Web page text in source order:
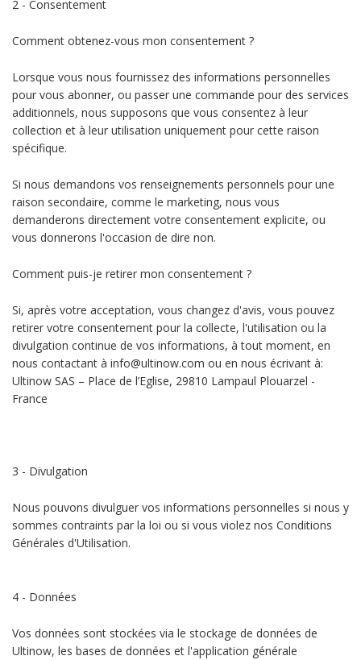
2 - Consentement
Comment obtenez-vous mon consentement ?
Lorsque vous nous fournissez des informations personnelles
pour vous abonner, ou passer une commande pour des services
additionnels, nous supposons que vous consentez à leur
collection et à leur utilisation uniquement pour cette raison
spécifique.
Si nous demandons vos renseignements personnels pour une
raison secondaire, comme le marketing, nous vous
demanderons directement votre consentement explicite, ou
vous donnerons l'occasion de dire non.
Comment puis-je retirer mon consentement ?
Si, après votre acceptation, vous changez d'avis, vous pouvez
retirer votre consentement pour la collecte, l'utilisation ou la
divulgation continue de vos informations, à tout moment, en
nous contactant à info@ultinow.com ou en nous écrivant à:
Ultinow SAS – Place de l’Eglise, 29810 Lampaul Plouarzel -
France
3 - Divulgation
Nous pouvons divulguer vos informations personnelles si nous y
sommes contraints par la loi ou si vous violez nos Conditions
Générales d'Utilisation.
4 - Données
Vos données sont stockées via le stockage de données de
Ultinow, les bases de données et l'application générale